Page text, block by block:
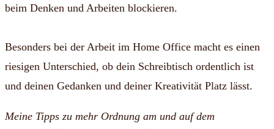
beim Denken und Arbeiten blockieren.
Besonders bei der Arbeit im Home Office macht es einen
riesigen Unterschied, ob dein Schreibtisch ordentlich ist
und deinen Gedanken und deiner Kreativität Platz lässt.
Meine Tipps zu mehr Ordnung am und auf dem